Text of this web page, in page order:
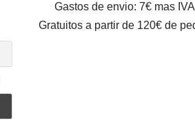
Gastos de envio: 7€ mas
Gratuitos a partir de 120€ de